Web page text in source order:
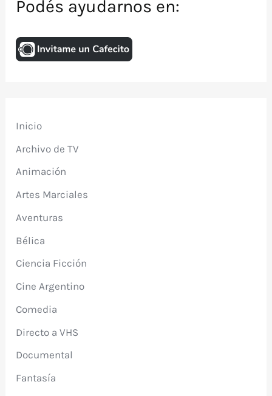
Podés ayudarnos en:
Inicio
Archivo de TV
Animación
Artes Marciales
Aventuras
Bélica
Ciencia Ficción
Cine Argentino
Comedia
Directo a VHS
Documental
Fantasía